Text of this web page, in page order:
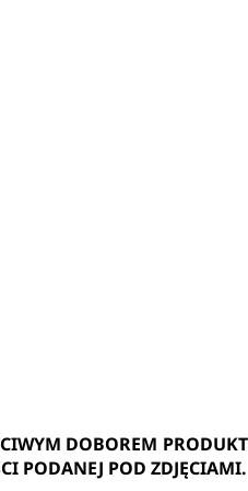
DOBOREM
PODANEJ POD ZDJĘCIAMI.